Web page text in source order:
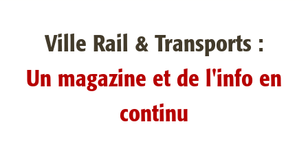
Ville Rail & Transports :
Un magazine et de l'info en
continu